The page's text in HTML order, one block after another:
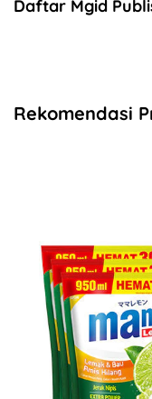
Daftar Mgid
Rekomendasi